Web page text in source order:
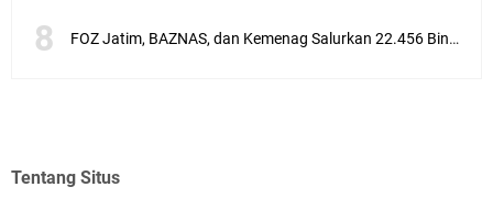
FOZ Jatim, BAZNAS, dan Kemenag Salurkan 22.456 Bingkisan Lebaran Yatim Serentak di Berbagai Daerah di Jawa Timur
Tentang Situs